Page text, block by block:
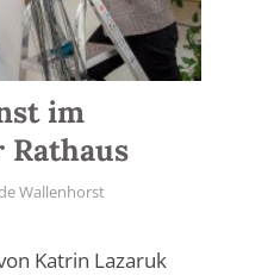
im
Wallenhorst
Katrin Lazaruk